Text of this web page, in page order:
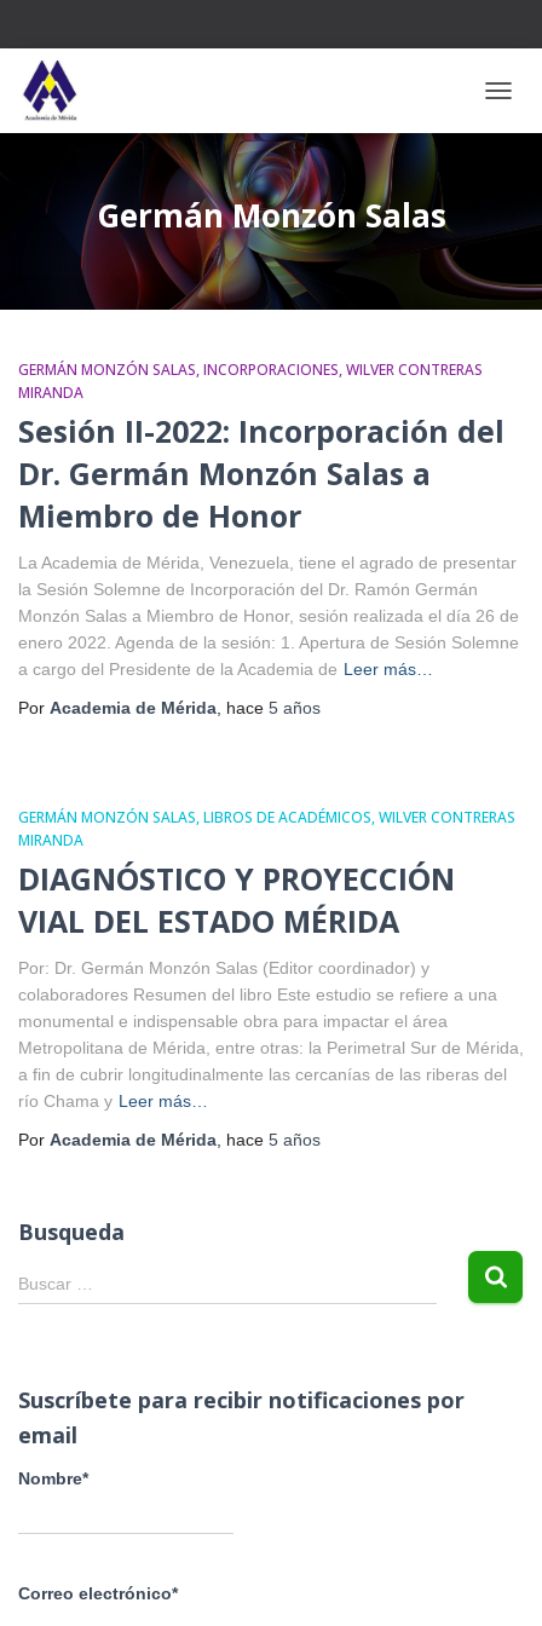
Germán Monzón Salas
GERMÁN MONZÓN SALAS INCORPORACIONES WILVER CONTRERAS
MIRANDA
Sesión II-2022: Incorporación del
Dr. Germán Monzón Salas a
Miembro de Honor
La Academia de Mérida, Venezuela, tiene el agrado de presentar
la Sesión Solemne de Incorporación del Dr. Ramón Germán
Monzón Salas a Miembro de Honor, sesión realizada el día 26 de
enero 2022. Agenda de la sesión: 1. Apertura de Sesión Solemne
a cargo del Presidente de la Academia de Leer más…
Por Academia de Mérida , hace 5 años
GERMÁN MONZÓN SALAS LIBROS DE ACADÉMICOS WILVER CONTRERAS
MIRANDA
DIAGNÓSTICO Y PROYECCIÓN
VIAL DEL ESTADO MÉRIDA
Por: Dr. Germán Monzón Salas (Editor coordinador) y
colaboradores Resumen del libro Este estudio se refiere a una
monumental e indispensable obra para impactar el área
Metropolitana de Mérida, entre otras: la Perimetral Sur de Mérida,
a fin de cubrir longitudinalmente las cercanías de las riberas del
río Chama y Leer más…
Por Academia de Mérida , hace 5 años
Busqueda
B
u
r
:
Buscar …
Suscríbete para recibir notificaciones por
email
Nombre*
Correo electrónico*